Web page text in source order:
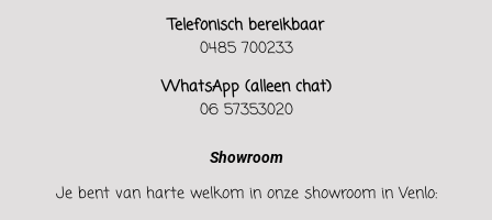
Telefonisch bereikbaar
0485 700233
WhatsApp (alleen chat)
06 57353020
Showroom
Je bent van harte welkom in onze showroom in Venlo: